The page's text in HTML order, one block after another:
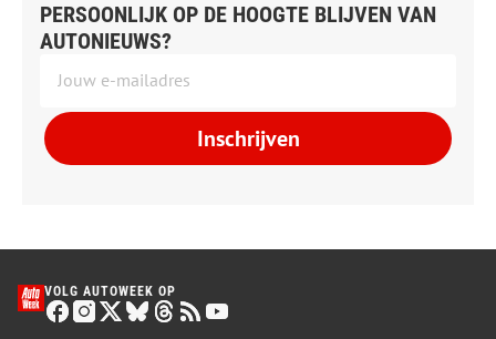
PERSOONLIJK OP DE HOOGTE BLIJVEN VAN
AUTONIEUWS?
Inschrijven
VOLG AUTOWEEK OP